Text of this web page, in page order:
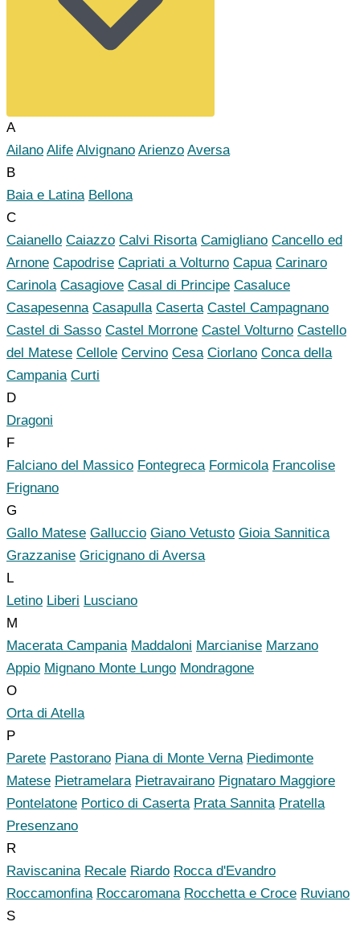
A
Ailano Alife Alvignano Arienzo Aversa
B
Baia e Latina Bellona
C
Caianello Caiazzo Calvi Risorta Camigliano Cancello ed
Arnone Capodrise Capriati a Volturno Capua Carinaro
Carinola Casagiove Casal di Principe Casaluce
Casapesenna Casapulla Caserta Castel Campagnano
Castel di Sasso Castel Morrone Castel Volturno Castello
del Matese Cellole Cervino Cesa Ciorlano Conca della
Campania Curti
D
Dragoni
F
Falciano del Massico Fontegreca Formicola Francolise
Frignano
G
Gallo Matese Galluccio Giano Vetusto Gioia Sannitica
Grazzanise Gricignano di Aversa
L
Letino Liberi Lusciano
M
Macerata Campania Maddaloni Marcianise Marzano
Appio Mignano Monte Lungo Mondragone
O
Orta di Atella
P
Parete Pastorano Piana di Monte Verna Piedimonte
Matese Pietramelara Pietravairano Pignataro Maggiore
Pontelatone Portico di Caserta Prata Sannita Pratella
Presenzano
R
Raviscanina Recale Riardo Rocca d'Evandro
Roccamonfina Roccaromana Rocchetta e Croce Ruviano
S